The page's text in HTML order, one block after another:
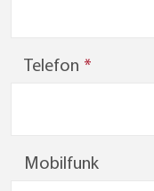
Telefon
Mobilfunk